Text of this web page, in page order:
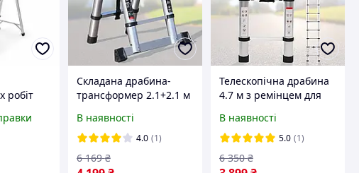
робіт
для
Складана драбина-
трансформер 2.1+2.1 м
транспортування
В наявності
4.0 (1)
6 169 ₴
Телескопічна драбина
4.7 м з ремінцем для
перенесення
В наявності
5.0 (1)
6 350 ₴